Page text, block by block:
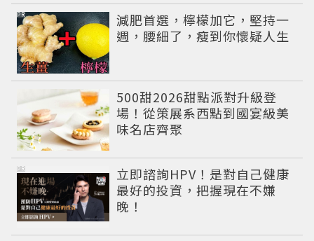
減肥首選，檸檬加它，堅持一
週，腰細了，瘦到你懷疑人生
PR
500甜2026甜點派對升級登
場！從策展系西點到國宴級美
味名店齊聚
立即諮詢HPV！是對自己健康
最好的投資，把握現在不嫌
晚！
PR